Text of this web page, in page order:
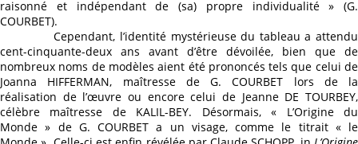
raisonné et indépendant de (sa) propre individualité » (G.
COURBET).
Cependant, l’identité mystérieuse du tableau a attendu
cent-cinquante-deux ans avant d’être dévoilée, bien que de
nombreux noms de modèles aient été prononcés tels que celui de
Joanna HIFFERMAN, maîtresse de G. COURBET lors de la
réalisation de l’œuvre ou encore celui de Jeanne DE TOURBEY,
célèbre maîtresse de KALIL-BEY. Désormais, « L’Origine du
Monde » de G. COURBET a un visage, comme le titrait « le